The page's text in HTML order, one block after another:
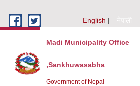
English
नेपाली
Madi Municipality Office
,Sankhuwasabha
Government of Nepal